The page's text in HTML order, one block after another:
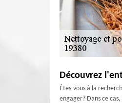
Découvrez
Êtes-vous à la
engager? Dans ce